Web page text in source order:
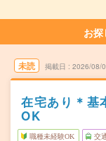
お
未読 掲載日 2026/08/
在宅あり＊基
OK
職種未経験OK 交